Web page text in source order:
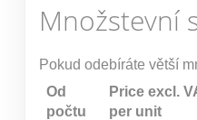
Množstevní
Pokud odebíráte větší
Od
počtu
Price excl.
per unit